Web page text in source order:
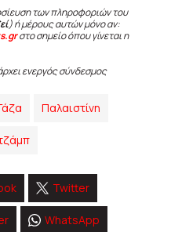
των πληροφοριών του
) ή μέρους αυτών μόνο αν:
στο σημείο όπου γίνεται η
ενεργός σύνδεσμος
Παλαιστίνη
Twitter
WhatsApp